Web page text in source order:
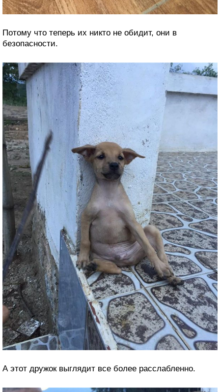
Потому что теперь их никто не обидит, они в
безопасности.
А этот дружок выглядит все более расслабленно.